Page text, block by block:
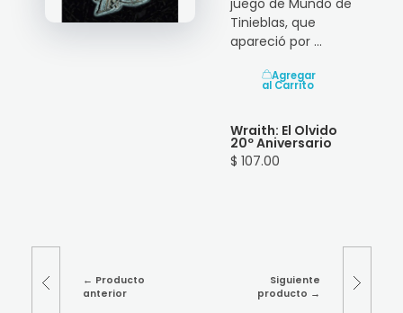
Wraith: El Olvido
20º Aniversario
$ 107.00
Tinieblas, que
apareció por ...
Agregar
al Carrito
Producto
anterior
Siguiente
producto